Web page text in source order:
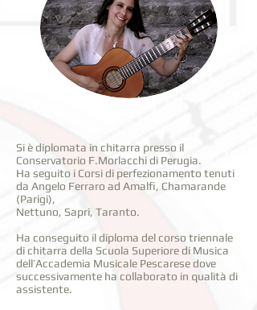
Si è diplomata in chitarra presso il
Conservatorio F.Morlacchi di Perugia.
Ha seguito i Corsi di perfezionamento tenuti
da Angelo Ferraro ad Amalfi, Chamarande
(Parigi),
Nettuno, Sapri, Taranto.
Ha conseguito il diploma del corso triennale
di chitarra della Scuola Superiore di Musica
dell’Accademia Musicale Pescarese dove
successivamente ha collaborato in qualità di
assistente.